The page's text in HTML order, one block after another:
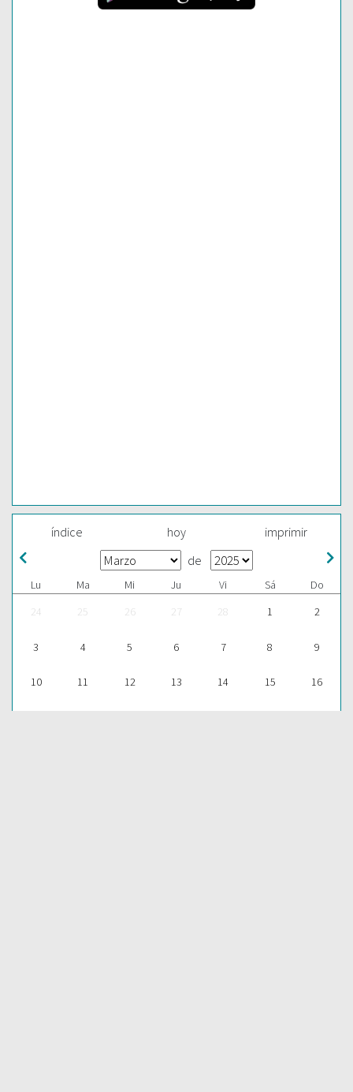
índice hoy imprimir
de
Lu Ma Mi Ju Vi Sá
Do
24
25 26 27 28 1 2
3 4 5 6 7 8 9
10 11 12 13 14 15 16